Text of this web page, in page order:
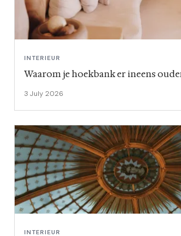
INTERIEUR
Waarom je hoekbank er ineens
3 July 2026
INTERIEUR